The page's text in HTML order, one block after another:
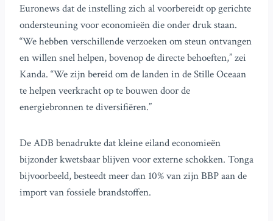
Euronews dat de instelling zich al voorbereidt op gerichte
ondersteuning voor economieën die onder druk staan.
“We hebben verschillende verzoeken om steun ontvangen
en willen snel helpen, bovenop de directe behoeften,” zei
Kanda. “We zijn bereid om de landen in de Stille Oceaan
te helpen veerkracht op te bouwen door de
energiebronnen te diversifiëren.”
De ADB benadrukte dat kleine eiland economieën
bijzonder kwetsbaar blijven voor externe schokken. Tonga
bijvoorbeeld, besteedt meer dan 10% van zijn BBP aan de
import van fossiele brandstoffen.